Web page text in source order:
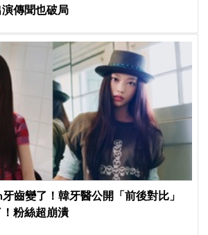
傳聞也破局
齒變了！韓牙醫公開「前後對比」
粉絲超崩潰